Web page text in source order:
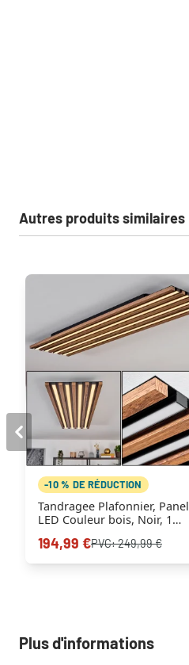
Autres produits similaires
-10 % DE RÉDUCTION
Tandragee Plafonnier, Panel
LED Couleur bois, Noir, 1
194,99 €PVC:249,99 €
Plus d'informations